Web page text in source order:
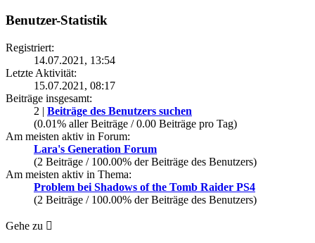
Benutzer-Statistik
Registriert:
14.07.2021, 13:54
Letzte Aktivität:
15.07.2021, 08:17
Beiträge insgesamt:
2 | Beiträge des Benutzers suchen
(0.01% aller Beiträge / 0.00 Beiträge pro Tag)
Am meisten aktiv in Forum:
Lara's Generation Forum
(2 Beiträge / 100.00% der Beiträge des Benutzers)
Am meisten aktiv in Thema:
Problem bei Shadows of the Tomb Raider PS4
(2 Beiträge / 100.00% der Beiträge des Benutzers)
Gehe zu